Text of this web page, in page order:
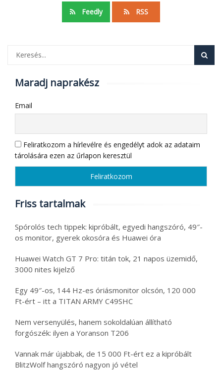
Feedly RSS
Maradj naprakész
Email
Feliratkozom a hírlevélre és engedélyt adok az adataim
tárolására ezen az űrlapon keresztül
Friss tartalmak
Spórolós tech tippek: kipróbált, egyedi hangszóró, 49″-
os monitor, gyerek okosóra és Huawei óra
Huawei Watch GT 7 Pro: titán tok, 21 napos üzemidő,
3000 nites kijelző
Egy 49″-os, 144 Hz-es óriásmonitor olcsón, 120 000
Ft-ért – itt a TITAN ARMY C49SHC
Nem versenyülés, hanem sokoldalúan állítható
forgószék: ilyen a Yoranson T206
Vannak már újabbak, de 15 000 Ft-ért ez a kipróbált
BlitzWolf hangszóró nagyon jó vétel